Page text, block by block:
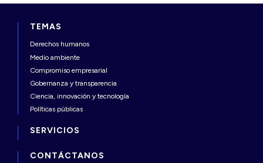
TEMAS
Derechos humanos
Medio ambiente
Compromiso empresarial
Gobernanza y transparencia
Ciencia, innovación y tecnología
Políticas públicas
SERVICIOS
CONTÁCTANOS